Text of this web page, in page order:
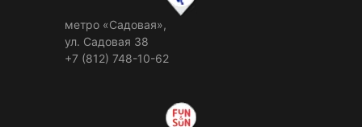
метро «Садовая»,
ул. Садовая 38
+7 (812) 748-10-62